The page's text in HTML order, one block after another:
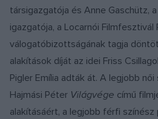
társigazgatója és Anne Gaschütz,
igazgatója, a Locarnói Filmfesztivál
válogatóbizottságának tagja
alakítások díját az idei Friss
Pigler Emília adták át. A legjobb
Hajmási Péter Világvége című
alakításáért, a legjobb férfi színész